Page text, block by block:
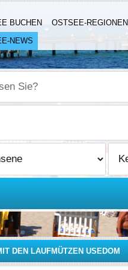
BUCHEN OSTSEE-REGIONEN
NEWS
Sie?
DEN LAUFMÜTZEN USEDOM